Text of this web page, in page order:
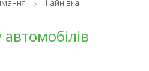
Гайнівка